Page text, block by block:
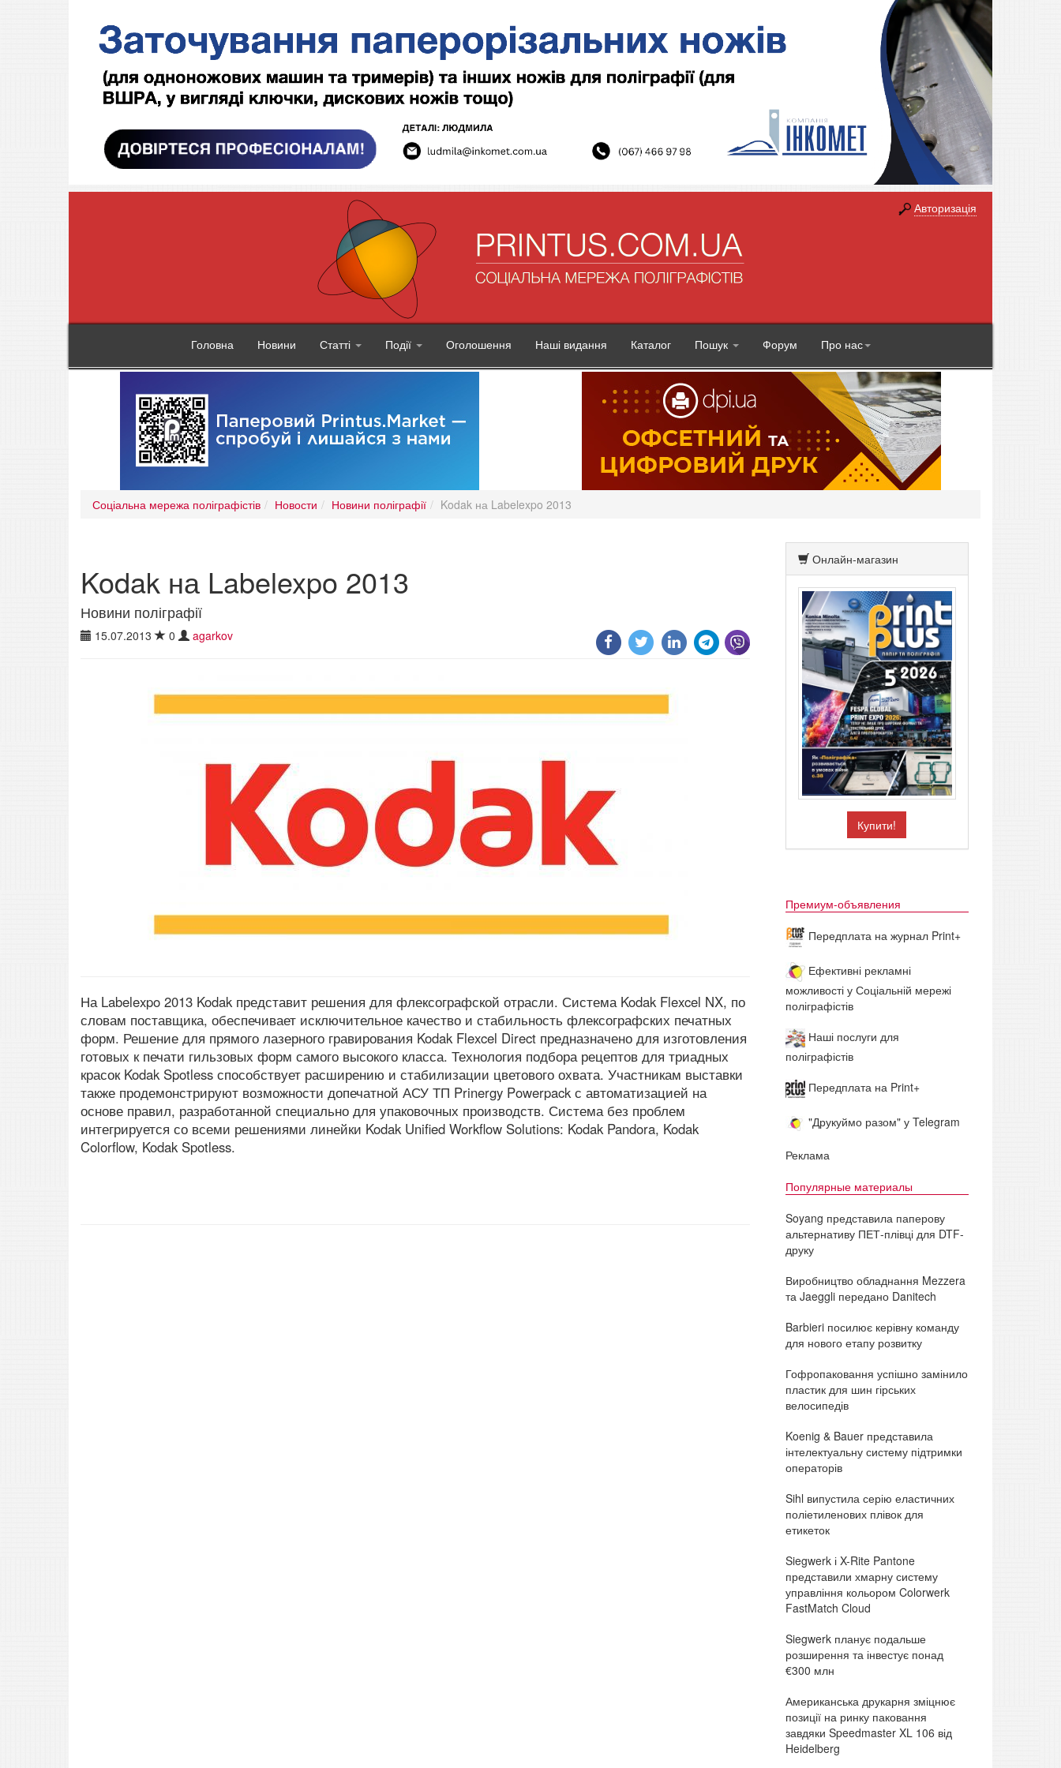
Авторизація
Головна Новини Статті Події Оголошення Наші видання Каталог Пошук Форум Про нас
Соціальна мережа поліграфістів Новости Новини поліграфії Kodak на Labelexpo 2013
Kodak на Labelexpo 2013
Новини поліграфії
15.07.2013 0 agarkov
На Labelexpo 2013 Kodak представит решения для флексографской отрасли. Система Kodak Flexcel NX, по
словам поставщика, обеспечивает исключительное качество и стабильность флексографских печатных
форм. Решение для прямого лазерного гравирования Kodak Flexcel Direct предназначено для изготовления
готовых к печати гильзовых форм самого высокого класса. Технология подбора рецептов для триадных
красок Kodak Spotless способствует расширению и стабилизации цветового охвата. Участникам выставки
также продемонстрируют возможности допечатной АСУ ТП Prinergy Powerpack с автоматизацией на
основе правил, разработанной специально для упаковочных производств. Система без проблем
интегрируется со всеми решениями линейки Kodak Unified Workflow Solutions: Kodak Pandora, Kodak
Colorflow, Kodak Spotless.
Онлайн-магазин
Купити!
Премиум-объявления
Передплата на журнал Print+
Ефективні рекламні
можливості у Соціальній мережі
поліграфістів
Наші послуги для
поліграфістів
Передплата на Print+
"Друкуймо разом" у Telegram
Реклама
Популярные материалы
Soyang представила паперову
альтернативу ПЕТ-плівці для DTF-
друку
Виробництво обладнання Mezzera
та Jaeggli передано Danitech
Barbieri посилює керівну команду
для нового етапу розвитку
Гофропаковання успішно замінило
пластик для шин гірських
велосипедів
Koenig & Bauer представила
інтелектуальну систему підтримки
операторів
Sihl випустила серію еластичних
поліетиленових плівок для
етикеток
Siegwerk і X-Rite Pantone
представили хмарну систему
управління кольором Colorwerk
FastMatch Cloud
Siegwerk планує подальше
розширення та інвестує понад
€300 млн
Американська друкарня зміцнює
позиції на ринку паковання
завдяки Speedmaster XL 106 від
Heidelberg